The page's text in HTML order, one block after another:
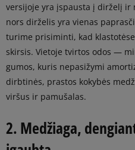
versijoje yra įspausta į dirželį ir
nors dirželis yra vienas
turime prisiminti, kad
skirsis. Vietoje tvirtos odos —
gumos, kuris nepasižymi
dirbtinės, prastos kokybės
viršus ir pamušalas.
2. Medžiaga,